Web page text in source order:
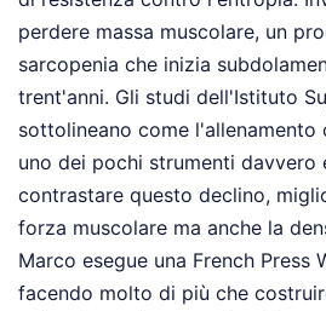
perdere massa muscolare, un
sarcopenia che inizia
trent'anni. Gli studi dell'Istituto
sottolineano come l'allenamento
uno dei pochi strumenti davvero
contrastare questo declino,
forza muscolare ma anche la
Marco esegue una French Press
facendo molto di più che